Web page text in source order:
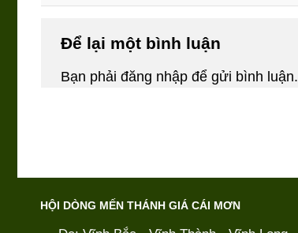
Để lại một bình luận
Bạn phải đăng nhập để gửi bình luận.
HỘI DÒNG MẾN THÁNH GIÁ CÁI MƠN